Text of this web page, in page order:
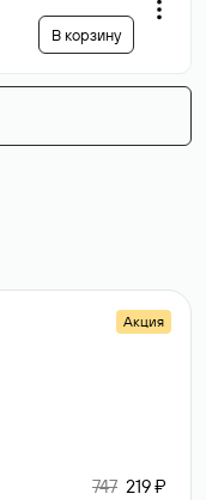
В корзину
Акция
747 219 ₽